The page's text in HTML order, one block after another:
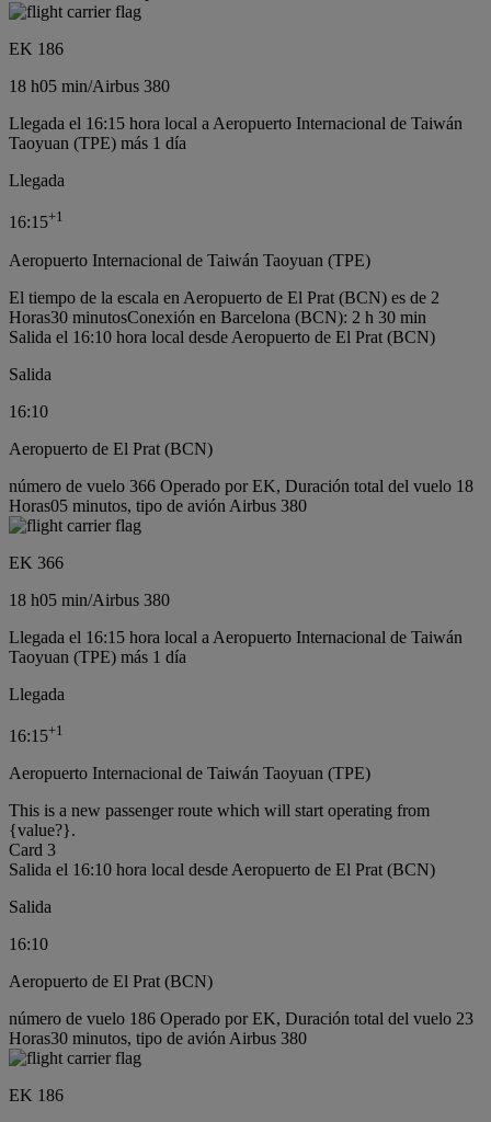
EK 186
18 h05 min/Airbus 380
Llegada el 16:15 hora local a Aeropuerto Internacional de Taiwán
Taoyuan (TPE) más 1 día
Llegada
16:15+1
Aeropuerto Internacional de Taiwán Taoyuan (TPE)
El tiempo de la escala en Aeropuerto de El Prat (BCN) es de 2
Horas30 minutosConexión en Barcelona (BCN): 2 h 30 min
Salida el 16:10 hora local desde Aeropuerto de El Prat (BCN)
Salida
16:10
Aeropuerto de El Prat (BCN)
número de vuelo 366 Operado por EK, Duración total del vuelo 18
Horas05 minutos, tipo de avión Airbus 380
EK 366
18 h05 min/Airbus 380
Llegada el 16:15 hora local a Aeropuerto Internacional de Taiwán
Taoyuan (TPE) más 1 día
Llegada
16:15+1
Aeropuerto Internacional de Taiwán Taoyuan (TPE)
This is a new passenger route which will start operating from
{value?}.
Card 3
Salida el 16:10 hora local desde Aeropuerto de El Prat (BCN)
Salida
16:10
Aeropuerto de El Prat (BCN)
número de vuelo 186 Operado por EK, Duración total del vuelo 23
Horas30 minutos, tipo de avión Airbus 380
EK 186